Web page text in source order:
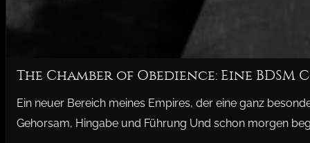
The Chamber of Obedience: Eine
Ein neuer Bereich meines Empires, der eine ganz
Gehorsam, Hingabe und Führung Und schon morgen